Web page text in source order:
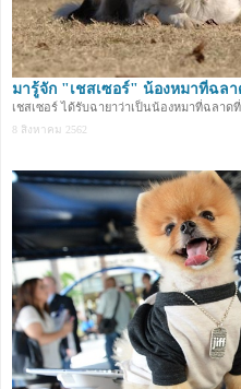
มารู้จัก "เชสเซอร์" น้องหมาที่ฉล
เชสเซอร์ ได้รับฉายาว่าเป็นน้องหมาที่ฉลาด
8 สิงหาคม 2562